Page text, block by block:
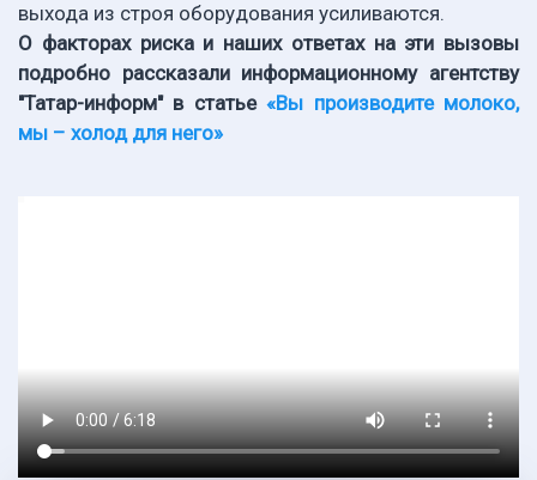
выхода из строя оборудования усиливаются.
О факторах риска и наших ответах на эти вызовы
подробно рассказали информационному агентству
"Татар-информ" в статье«Вы производите молоко,
мы – холод для него»